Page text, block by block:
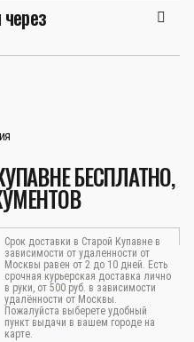
БЕСПЛАТНО,
Срок доставки в Старой Купавне в
зависимости от удаленности от
Москвы равен от 2 до 10 дней. Есть
срочная курьерская доставка лично
в руки, от 500 руб. в зависимости
удалённости от Москвы.
Пожалуйста выберете удобный
пункт выдачи в вашем городе на
карте.